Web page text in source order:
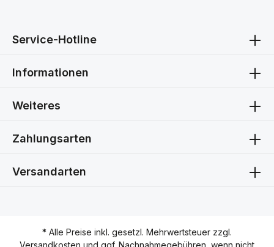
Service-Hotline
Informationen
Weiteres
Zahlungsarten
Versandarten
* Alle Preise inkl. gesetzl. Mehrwertsteuer zzgl.
Versandkosten und ggf. Nachnahmegebühren, wenn nicht